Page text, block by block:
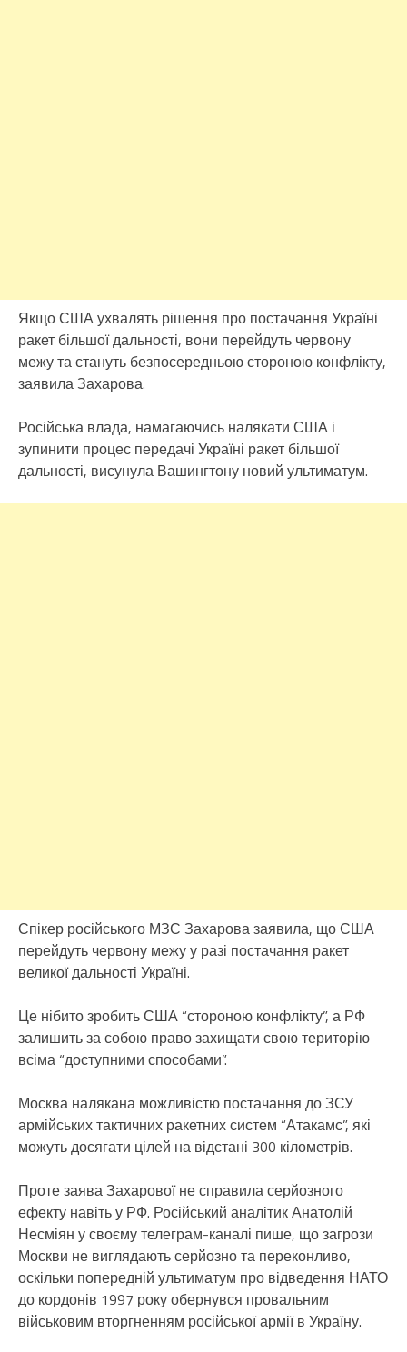
Якщо США ухвалять рішення про постачання Україні
ракет більшої дальності, вони перейдуть червону
межу та стануть безпосередньою стороною конфлікту,
заявила Захарова.
Російська влада, намагаючись налякати США і
зупинити процес передачі Україні ракет більшої
дальності, висунула Вашингтону новий ультиматум.
Спікер російського МЗС Захарова заявила, що США
перейдуть червону межу у разі постачання ракет
великої дальності Україні.
Це нібито зробить США “стороною конфлікту”, а РФ
залишить за собою право захищати свою територію
всіма “доступними способами”.
Москва налякана можливістю постачання до ЗСУ
армійських тактичних ракетних систем “Атакамс”, які
можуть досягати цілей на відстані 300 кілометрів.
Проте заява Захарової не справила серйозного
ефекту навіть у РФ. Російський аналітик Анатолій
Несміян у своєму телеграм-каналі пише, що загрози
Москви не виглядають серйозно та переконливо,
оскільки попередній ультиматум про відведення НАТО
до кордонів 1997 року обернувся провальним
військовим вторгненням російської армії в Україну.